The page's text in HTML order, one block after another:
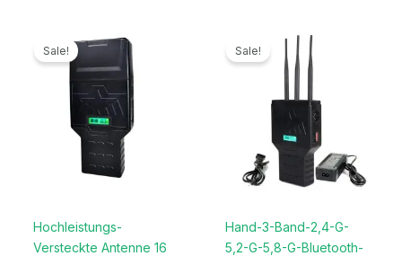
Sale!
Hochleistungs-
Versteckte Antenne 16
Sale!
Hand-3-Band-2,4-G-
5,2-G-5,8-G-Bluetooth-
Preis
war:
699,00€